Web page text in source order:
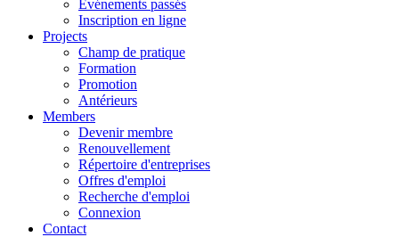
Événements passés
Inscription en ligne
Projects
Champ de pratique
Formation
Promotion
Antérieurs
Members
Devenir membre
Renouvellement
Répertoire d'entreprises
Offres d'emploi
Recherche d'emploi
Connexion
Contact